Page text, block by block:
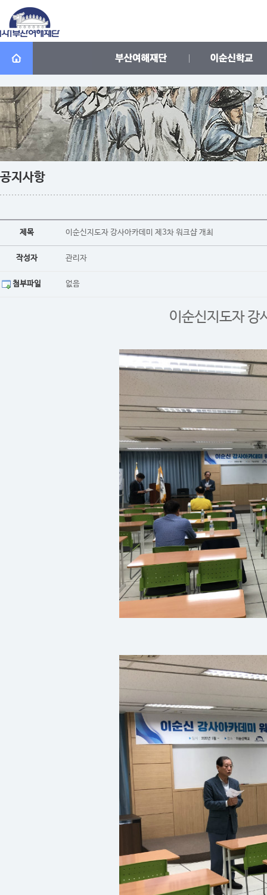
공지사항
제목 이순신지도자 강사아카데미 제3차 워크샵 개최
작성자 관리자
첨부파일 없음
이순신지도자 강